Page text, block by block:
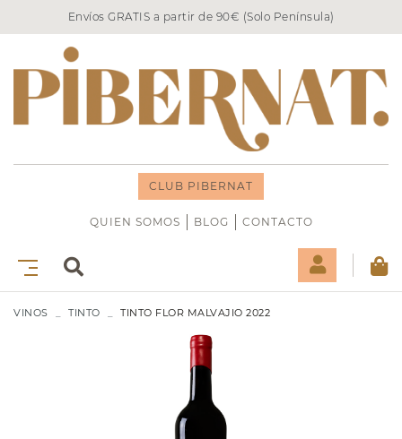
Envíos GRATIS a partir de 90€ (Solo Península)
CLUB PIBERNAT
QUIEN SOMOS BLOG CONTACTO
VINOS TINTO TINTO FLOR MALVAJIO 2022